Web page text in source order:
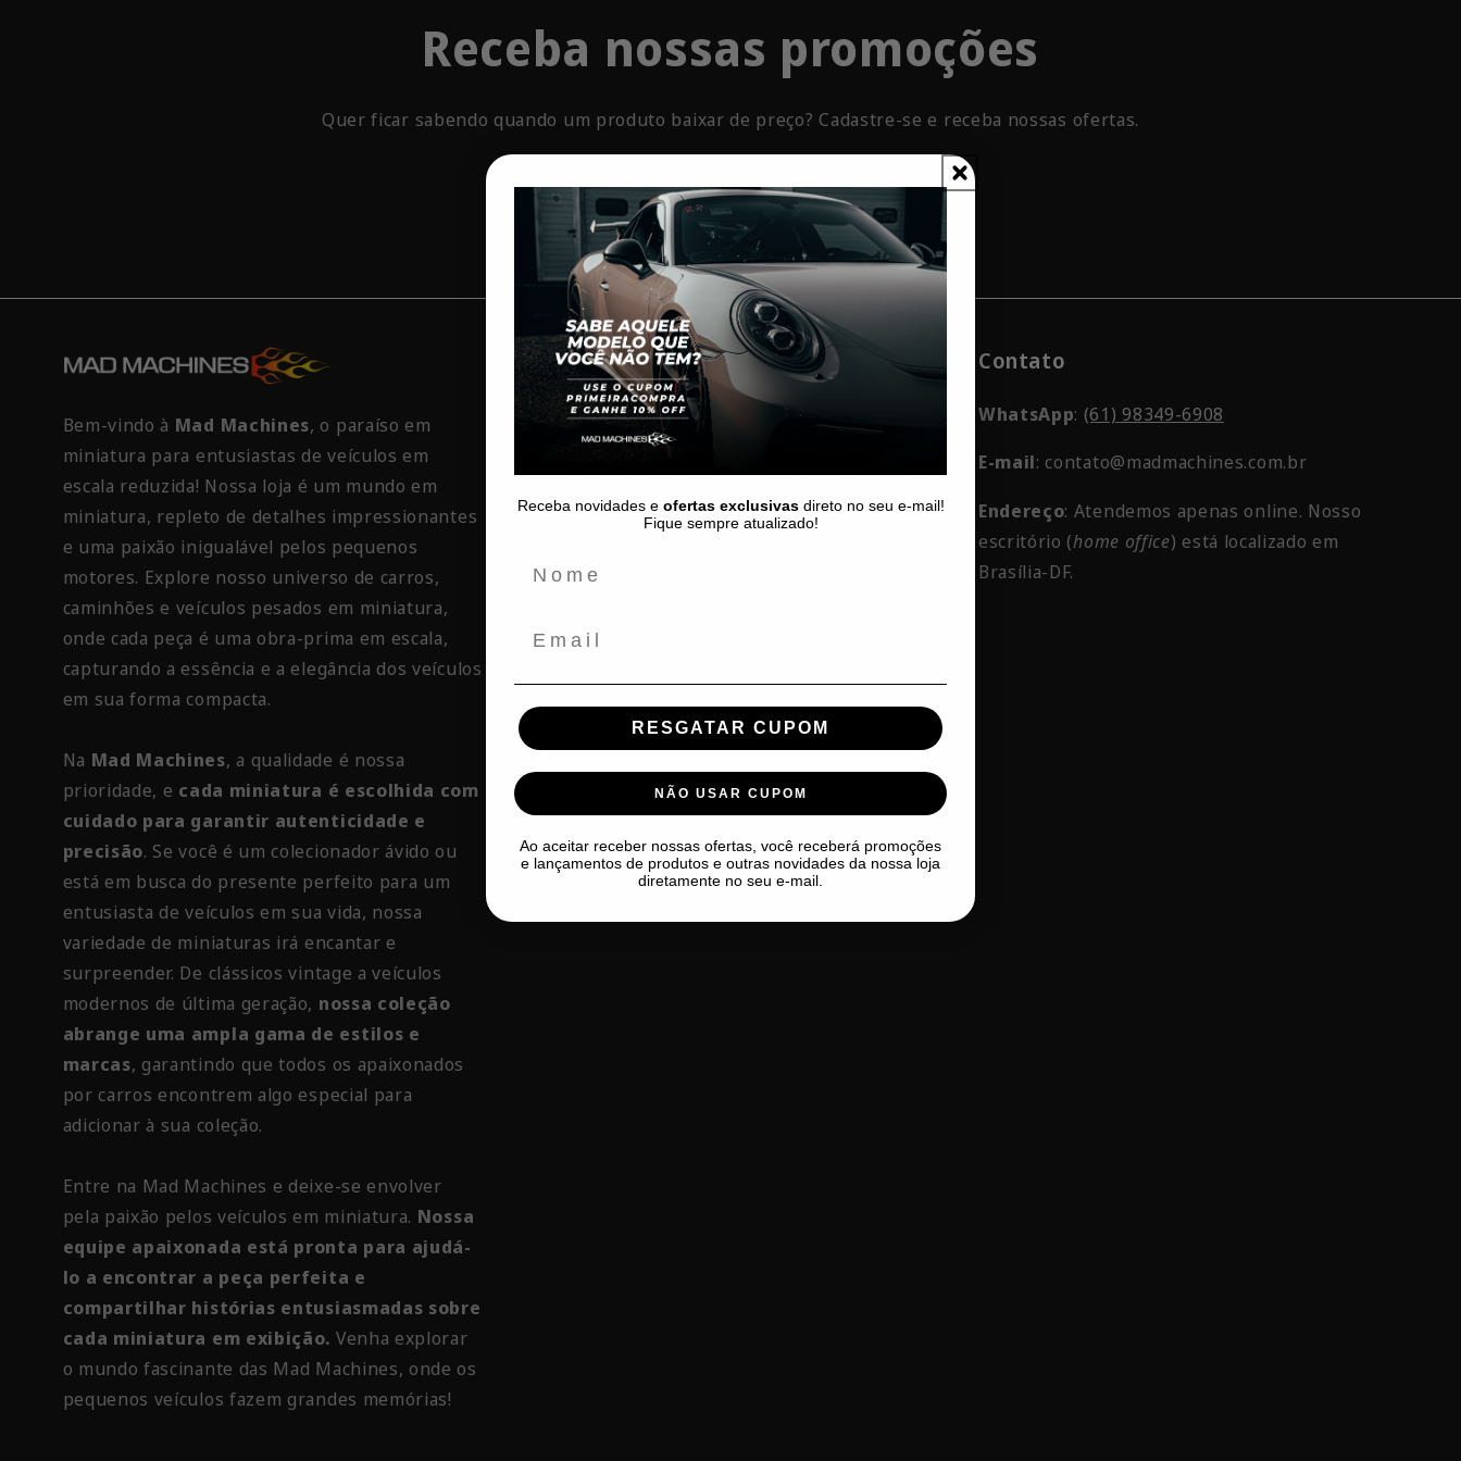
Receba nossas promoções
Quer ficar sabendo quando um produto baixar de preço? Cadastre-se e receba nossas ofertas.
E-mail
Bem-vindo à Mad Machines, o paraíso em
miniatura para entusiastas de veículos em
escala reduzida! Nossa loja é um mundo em
miniatura, repleto de detalhes impressionantes
e uma paixão inigualável pelos pequenos
motores. Explore nosso universo de carros,
caminhões e veículos pesados em miniatura,
onde cada peça é uma obra-prima em escala,
capturando a essência e a elegância dos veículos
em sua forma compacta.
Na Mad Machines, a qualidade é nossa
prioridade, e cada miniatura é escolhida com
cuidado para garantir autenticidade e
precisão. Se você é um colecionador ávido ou
está em busca do presente perfeito para um
entusiasta de veículos em sua vida, nossa
variedade de miniaturas irá encantar e
surpreender. De clássicos vintage a veículos
modernos de última geração, nossa coleção
abrange uma ampla gama de estilos e
marcas, garantindo que todos os apaixonados
por carros encontrem algo especial para
adicionar à sua coleção.
Entre na Mad Machines e deixe-se envolver
pela paixão pelos veículos em miniatura. Nossa
equipe apaixonada está pronta para ajudá-
lo a encontrar a peça perfeita e
compartilhar histórias entusiasmadas sobre
cada miniatura em exibição. Venha explorar
o mundo fascinante das Mad Machines, onde os
pequenos veículos fazem grandes memórias!
Nossas Políticas
Sobre Nós
Política de Privacidade
Envio e Prazo de Entrega
Políticas de Troca e Devolução
Contato
WhatsApp: (61) 98349-6908
E-mail: contato@madmachines.com.br
Endereço: Atendemos apenas online. Nosso
escritório (home office) está localizado em
Brasília-DF.
Receba novidades e ofertas exclusivasdireto no seu e-mail!
Fique sempre atualizado!
Email
RESGATAR CUPOM
NÃO USAR CUPOM
Ao aceitar receber nossas ofertas, você receberá promoções
e lançamentos de produtos e outras novidades da nossa loja
diretamente no seu e-mail.